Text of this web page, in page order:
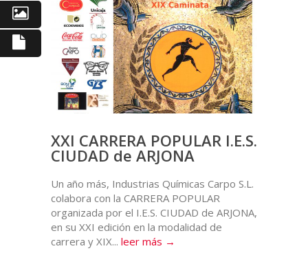
XXI CARRERA POPULAR I.E.S.
CIUDAD de ARJONA
Un año más, Industrias Químicas Carpo S.L.
colabora con la CARRERA POPULAR
organizada por el I.E.S. CIUDAD de ARJONA,
en su XXI edición en la modalidad de
carrera y XIX... leer más →